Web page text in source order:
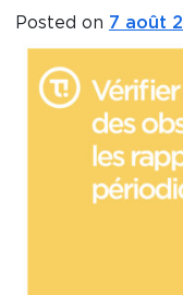
Posted on 7 août